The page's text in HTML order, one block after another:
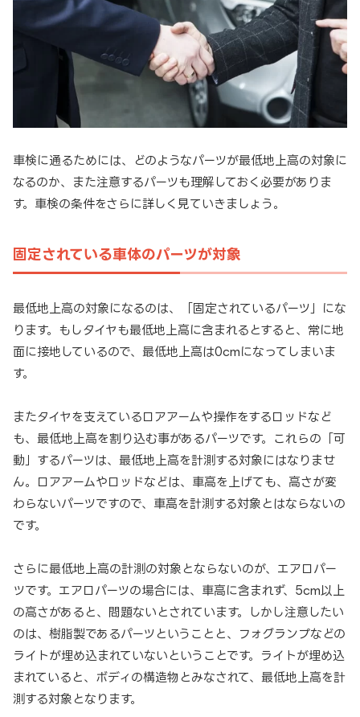
車検に通るためには、どのようなパーツが最低地上高の対象に
なるのか、また注意するパーツも理解しておく必要がありま
す。車検の条件をさらに詳しく見ていきましょう。
固定されている車体のパーツが対象
最低地上高の対象になるのは、「固定されているパーツ」にな
ります。もしタイヤも最低地上高に含まれるとすると、常に地
面に接地しているので、最低地上高は0cmになってしまいま
す。
またタイヤを支えているロアアームや操作をするロッドなど
も、最低地上高を割り込む事があるパーツです。これらの「可
動」するパーツは、最低地上高を計測する対象にはなりませ
ん。ロアアームやロッドなどは、車高を上げても、高さが変
わらないパーツですので、車高を計測する対象とはならないの
です。
さらに最低地上高の計測の対象とならないのが、エアロパー
ツです。エアロパーツの場合には、車高に含まれず、5cm以上
の高さがあると、問題ないとされています。しかし注意したい
のは、樹脂製であるパーツということと、フォグランプなどの
ライトが埋め込まれていないということです。ライトが埋め込
まれていると、ボディの構造物とみなされて、最低地上高を計
測する対象となります。